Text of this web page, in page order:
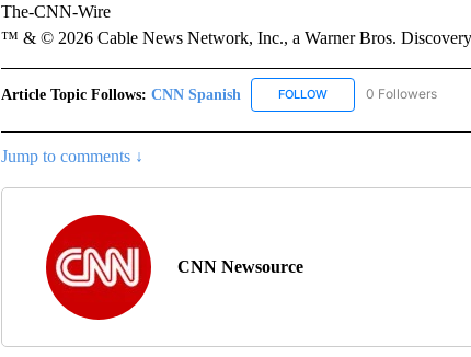
The-CNN-Wire
™ & © 2026 Cable News Network, Inc., a Warner Bros.
Article Topic Follows: CNN Spanish FOLLOWFOLLOW "CNN
0 Followers
Jump to comments ↓
CNN Newsource